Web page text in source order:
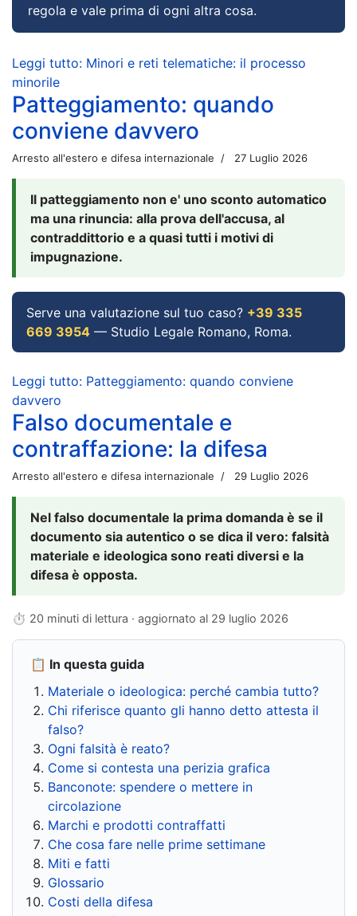
regola e vale prima di ogni altra cosa.
Leggi tutto: Minori e reti telematiche: il processo
minorile
Patteggiamento: quando
conviene davvero
Arresto all'estero e difesa internazionale 27 Luglio 2026
Il patteggiamento non e' uno sconto automatico
ma una rinuncia: alla prova dell'accusa, al
contraddittorio e a quasi tutti i motivi di
impugnazione.
Serve una valutazione sul tuo caso? +39 335
669 3954 — Studio Legale Romano, Roma.
Leggi tutto: Patteggiamento: quando conviene
davvero
Falso documentale e
contraffazione: la difesa
Arresto all'estero e difesa internazionale 29 Luglio 2026
Nel falso documentale la prima domanda è se il
documento sia autentico o se dica il vero: falsità
materiale e ideologica sono reati diversi e la
difesa è opposta.
⏱ 20 minuti di lettura · aggiornato al 29 luglio 2026
📋 In questa guida
Materiale o ideologica: perché cambia tutto?
Chi riferisce quanto gli hanno detto attesta il
falso?
Ogni falsità è reato?
Come si contesta una perizia grafica
Banconote: spendere o mettere in
circolazione
Marchi e prodotti contraffatti
Che cosa fare nelle prime settimane
Miti e fatti
Glossario
Costi della difesa